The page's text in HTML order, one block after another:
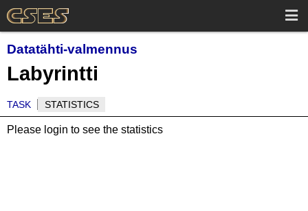
Datatähti-valmennus
Labyrintti
TASK STATISTICS
Please login to see the statistics